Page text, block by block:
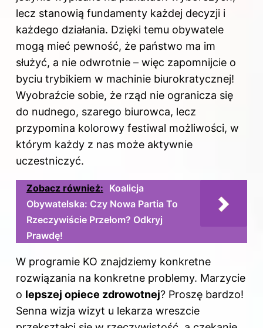
lecz stanowią fundamenty każdej decyzji i
każdego działania. Dzięki temu obywatele
mogą mieć pewność, że państwo ma im
służyć, a nie odwrotnie – więc zapomnijcie o
byciu trybikiem w machinie biurokratycznej!
Wyobraźcie sobie, że rząd nie ogranicza się
do nudnego, szarego biurowca, lecz
przypomina kolorowy festiwal możliwości, w
którym każdy z nas może aktywnie
uczestniczyć.
Zobacz również: Koalicja
Obywatelska: Czy Nowa Partia To
Rzeczywiście Przełom? Odkryj
Prawdę!
W programie KO znajdziemy konkretne
rozwiązania na konkretne problemy. Marzycie
o lepszej opiece zdrowotnej? Proszę bardzo!
Senna wizja wizyt u lekarza wreszcie